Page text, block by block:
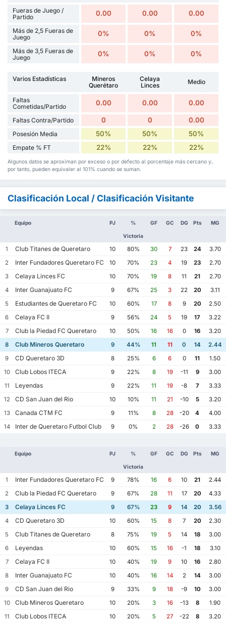
Fueras de Juego /
Partido
0.00 0.00 0.00
Más de 2,5 Fueras de
Juego
0% 0% 0%
Más de 3,5 Fueras de
Juego
0% 0% 0%
Varios Estadísticas
Mineros
Querétaro
Celaya
Linces
Medio
Faltas
Cometidas/Partido
0.00 0.00 0.00
Faltas Contra/Partido 0 0 0.00
Posesión Media 50% 50% 50%
Empate % FT 22% 22% 22%
Algunos datos se aproximan por exceso o por defecto al porcentaje más cercano y,
por tanto, pueden equivaler al 101% cuando se suman.
Clasificación Local / Clasificación Visitante
Equipo PJ %
Victoria
GF GC DG Pts MG
1 Club Titanes de Queretaro 10 80% 30 7 23 24
3.70
2
Inter Fundadores Queretaro FC 10 70% 23 4 19 23
2.70
3
Celaya Linces FC 10 70% 19 8 11 21
2.70
4
Inter Guanajuato FC 9 67% 25 3 22 20
3.11
5
Estudiantes de Queretaro FC 10 60% 17 8 9 20
2.50
6
Celaya FC II 9 56% 24 5 19 17
3.22
7
Club la Piedad FC Queretaro 10 50% 16 16 0 16
3.20
8
Club Mineros Queretaro 9 44% 11 11 0 14
2.44
9
CD Queretaro 3D 8 25% 6 6 0 11
1.50
10
Club Lobos ITECA 9 22% 8 19 -11 9
3.00
11
Leyendas 9 22% 11 19 -8 7
3.33
12
CD San Juan del Rio 10 10% 11 21 -10 5
3.20
13
Canada CTM FC 9 11% 8 28 -20 4
4.00
14
Inter de Queretaro Futbol Club 9 0% 2 28 -26 0 3.33
Equipo PJ %
Victoria
GF GC DG Pts MG
1 Inter Fundadores Queretaro FC 9 78% 16 6 10 21
2.44
2
Club la Piedad FC Queretaro 9 67% 28 11 17 20
4.33
3
Celaya Linces FC 9 67% 23 9 14 20
3.56
4
CD Queretaro 3D 10 60% 15 8 7 20
2.30
5
Club Titanes de Queretaro 8 75% 19 5 14 18
3.00
6
Leyendas 10 60% 15 16 -1 18
3.10
7
Celaya FC II 10 40% 19 9 10 16
2.80
8
Inter Guanajuato FC 10 40% 16 14 2 14
3.00
9
CD San Juan del Rio 9 33% 9 18 -9 10
3.00
10
Club Mineros Queretaro 10 20% 3 16 -13 8
1.90
11
Club Lobos ITECA 10 20% 5 27 -22 8
3.20